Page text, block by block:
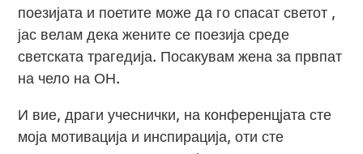
поезијата и поетите може да го спасат светот ,
јас велам дека жените се поезија среде
светската трагедија. Посакувам жена за првпат
на чело на ОН.
И вие, драги учеснички, на конференцјата сте
моја мотивација и инспирација, оти сте